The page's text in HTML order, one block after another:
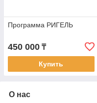
Программа РИГЕЛЬ
450 000 ₸
Купить
О нас